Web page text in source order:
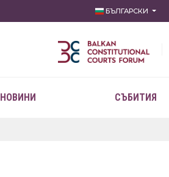
БЪЛГАРСКИ
НОВИНИ СЪБИТИЯ